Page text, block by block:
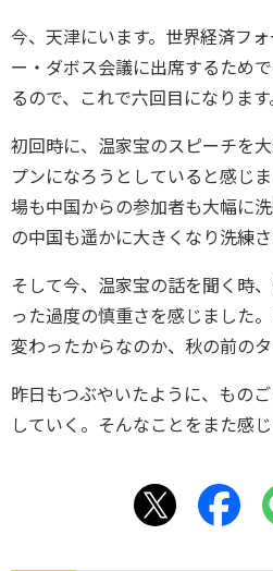
今、天津にいます。世界経済フ
ー・ダボス会議に出席するため
るので、これで六回目になります
初回時に、温家宝のスピーチを
プンになろうとしていると感じ
場も中国からの参加者も大幅に
の中国も遥かに大きくなり洗練さ
そして今、温家宝の話を聞く時
った過度の慎重さを感じました
変わったからなのか、秋の前の
昨日もつぶやいたように、もの
していく。そんなことをまた感じ